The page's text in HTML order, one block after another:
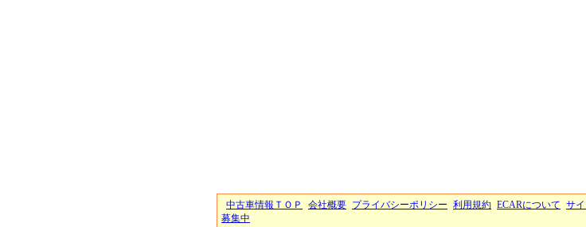
中古車情報ＴＯＰ 会社概要 プライバシーポリシー 利用規約 ECARについて サ
募集中